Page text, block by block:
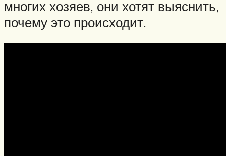
многих хозяев, они хотят выяснить,
почему это происходит.